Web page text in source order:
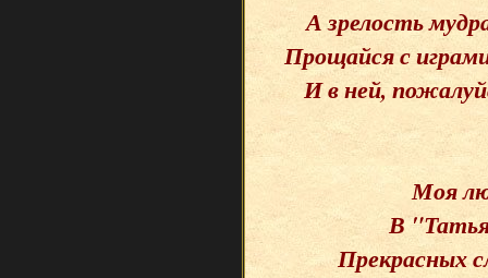
А зрелость
Прощайся с
И в ней,
Моя
В
Прекрасных